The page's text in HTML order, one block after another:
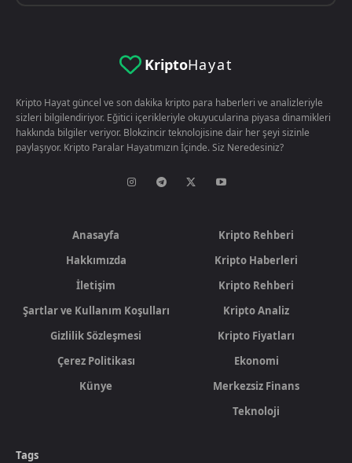
KriptoHayat
Kripto Hayat güncel ve son dakika kripto para haberleri ve analizleriyle
sizleri bilgilendiriyor. Eğitici içerikleriyle okuyucularina piyasa dinamikleri
hakkında bilgiler veriyor. Blokzincir teknolojisine dair her şeyi sizinle
paylaşıyor. Kripto Paralar Hayatımızın İçinde. Siz Neredesiniz?
Anasayfa
Hakkımızda
İletişim
Şartlar ve Kullanım Koşulları
Gizlilik Sözleşmesi
Çerez Politikası
Künye
Kripto Rehberi
Kripto Haberleri
Kripto Rehberi
Kripto Analiz
Kripto Fiyatları
Ekonomi
Merkezsiz Finans
Teknoloji
Tags